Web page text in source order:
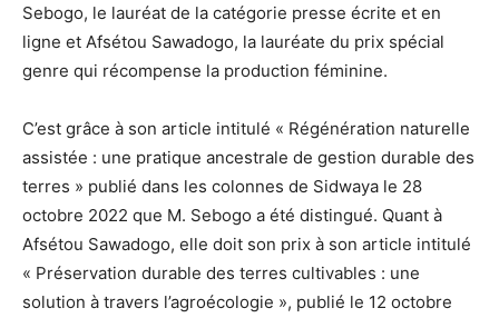
Sebogo, le lauréat de la catégorie presse écrite et en
ligne et Afsétou Sawadogo, la lauréate du prix spécial
genre qui récompense la production féminine.
C’est grâce à son article intitulé « Régénération naturelle
assistée : une pratique ancestrale de gestion durable des
terres » publié dans les colonnes de Sidwaya le 28
octobre 2022 que M. Sebogo a été distingué. Quant à
Afsétou Sawadogo, elle doit son prix à son article intitulé
« Préservation durable des terres cultivables : une
solution à travers l’agroécologie », publié le 12 octobre